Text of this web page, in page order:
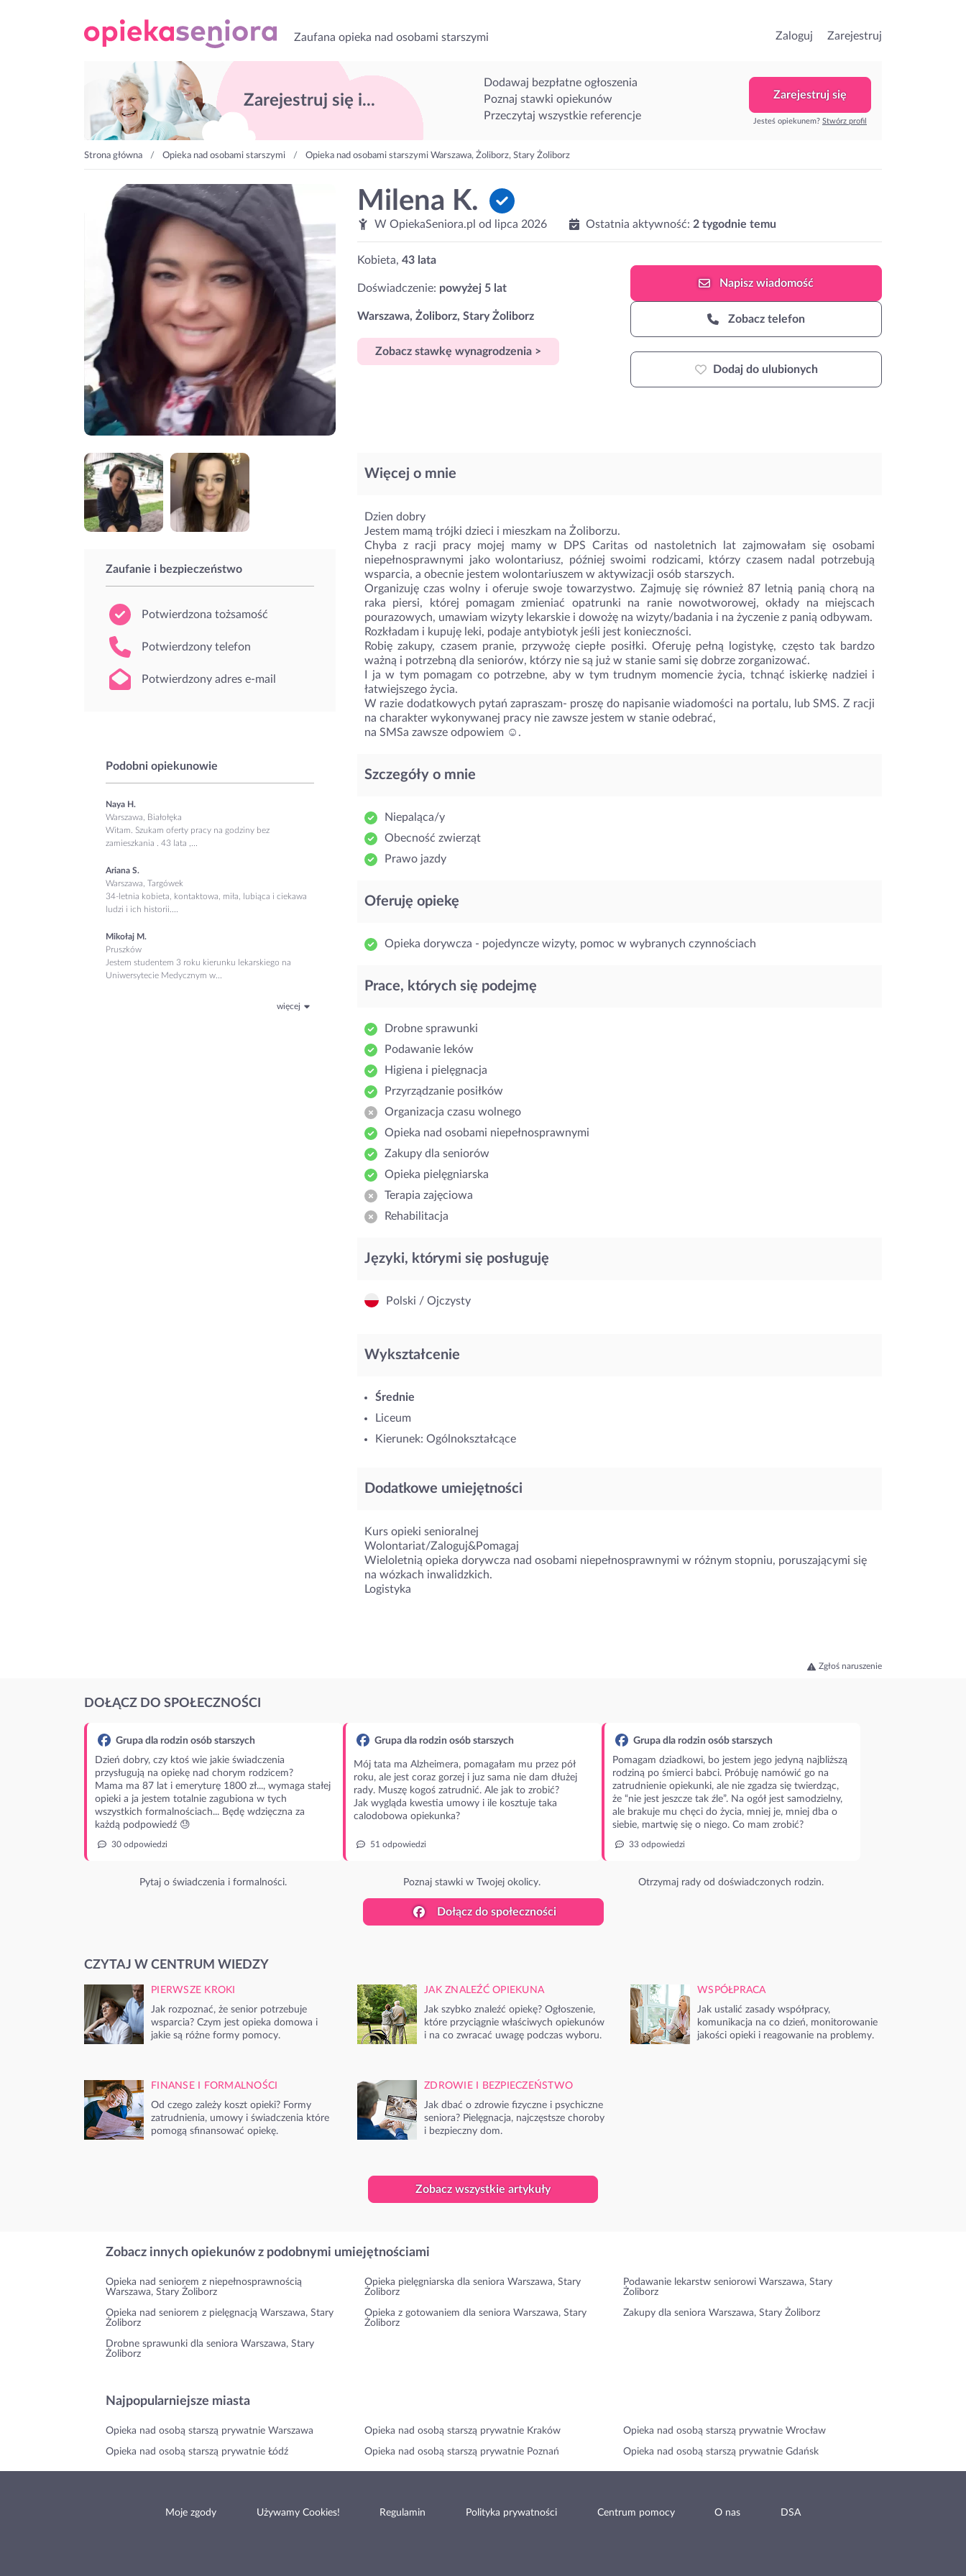
Zaufana opieka nad osobami starszymi Zaloguj Zarejestruj
Zarejestruj się i...
Dodawaj bezpłatne ogłoszenia
Poznaj stawki opiekunów
Przeczytaj wszystkie referencje
Zarejestruj się
Jesteś opiekunem? Stwórz profil
Strona główna Opieka nad osobami starszymi Opieka nad osobami starszymi Warszawa, Żoliborz, Stary Żoliborz
Milena K.
W OpiekaSeniora.pl od lipca 2026 Ostatnia aktywność: 2 tygodnie temu
Kobieta, 43 lata
Doświadczenie: powyżej 5 lat
Warszawa, Żoliborz, Stary Żoliborz
Zobacz stawkę wynagrodzenia >
Napiszwiadomość
Zobacz telefon
Dodaj do ulubionych
Zaufanie i bezpieczeństwo
Potwierdzona tożsamość
Potwierdzony telefon
Potwierdzony adres e-mail
Podobni opiekunowie
Naya H.
Warszawa, Białołęka
Witam. Szukam oferty pracy na godziny bez
zamieszkania . 43 lata ,...
Ariana S.
Warszawa, Targówek
34-letnia kobieta, kontaktowa, miła, lubiąca i ciekawa
ludzi i ich historii....
Mikołaj M.
Pruszków
Jestem studentem 3 roku kierunku lekarskiego na
Uniwersytecie Medycznym w...
więcej
Więcej o mnie
Dzien dobry
Jestem mamą trójki dzieci i mieszkam na Żoliborzu.
Chyba z racji pracy mojej mamy w DPS Caritas od nastoletnich lat zajmowałam się osobami
niepełnosprawnymi jako wolontariusz, później swoimi rodzicami, którzy czasem nadal potrzebują
wsparcia, a obecnie jestem wolontariuszem w aktywizacji osób starszych.
Organizuję czas wolny i oferuje swoje towarzystwo. Zajmuję się również 87 letnią panią chorą na
raka piersi, której pomagam zmieniać opatrunki na ranie nowotworowej, okłady na miejscach
pourazowych, umawiam wizyty lekarskie i dowożę na wizyty/badania i na życzenie z panią odbywam.
Rozkładam i kupuję leki, podaje antybiotyk jeśli jest konieczności.
Robię zakupy, czasem pranie, przywożę ciepłe posiłki. Oferuję pełną logistykę, często tak bardzo
ważną i potrzebną dla seniorów, którzy nie są już w stanie sami się dobrze zorganizować.
I ja w tym pomagam co potrzebne, aby w tym trudnym momencie życia, tchnąć iskierkę nadziei i
łatwiejszego życia.
W razie dodatkowych pytań zapraszam- proszę do napisanie wiadomości na portalu, lub SMS. Z racji
na charakter wykonywanej pracy nie zawsze jestem w stanie odebrać,
na SMSa zawsze odpowiem ☺️.
Szczegóły o mnie
Niepaląca/y
Obecność zwierząt
Prawo jazdy
Oferuję opiekę
Opieka dorywcza - pojedyncze wizyty, pomoc w wybranych czynnościach
Prace, których się podejmę
Drobne sprawunki
Podawanie leków
Higiena i pielęgnacja
Przyrządzanie posiłków
Organizacja czasu wolnego
Opieka nad osobami niepełnosprawnymi
Zakupy dla seniorów
Opieka pielęgniarska
Terapia zajęciowa
Rehabilitacja
Języki, którymi się posługuję
Polski / Ojczysty
Wykształcenie
Średnie
Liceum
Kierunek: Ogólnokształcące
Dodatkowe umiejętności
Kurs opieki senioralnej
Wolontariat/Zaloguj&Pomagaj
Wieloletnią opieka dorywcza nad osobami niepełnosprawnymi w różnym stopniu, poruszającymi się
na wózkach inwalidzkich.
Logistyka
Zgłoś naruszenie
DOŁĄCZ DO SPOŁECZNOŚCI
Grupa dla rodzin osób starszych
Dzień dobry, czy ktoś wie jakie świadczenia
przysługują na opiekę nad chorym rodzicem?
Mama ma 87 lat i emeryturę 1800 zł..., wymaga stałej
opieki a ja jestem totalnie zagubiona w tych
wszystkich formalnościach... Będę wdzięczna za
każdą podpowiedź 😓
30 odpowiedzi
Pytaj o świadczenia i formalności.
Grupa dla rodzin osób starszych
Mój tata ma Alzheimera, pomagałam mu przez pół
roku, ale jest coraz gorzej i juz sama nie dam dłużej
rady. Muszę kogoś zatrudnić. Ale jak to zrobić?
Jak wygląda kwestia umowy i ile kosztuje taka
calodobowa opiekunka?
51 odpowiedzi
Poznaj stawki w Twojej okolicy.
Grupa dla rodzin osób starszych
Pomagam dziadkowi, bo jestem jego jedyną najbliższą
rodziną po śmierci babci. Próbuję namówić go na
zatrudnienie opiekunki, ale nie zgadza się twierdząc,
że “nie jest jeszcze tak źle”. Na ogół jest samodzielny,
ale brakuje mu chęci do życia, mniej je, mniej dba o
siebie, martwię się o niego. Co mam zrobić?
33 odpowiedzi
Otrzymaj rady od doświadczonych rodzin.
Dołącz do społeczności
CZYTAJ W CENTRUM WIEDZY
PIERWSZE KROKI
Jak rozpoznać, że senior potrzebuje
wsparcia? Czym jest opieka domowa i
jakie są różne formy pomocy.
JAK ZNALEŹĆ OPIEKUNA
Jak szybko znaleźć opiekę? Ogłoszenie,
które przyciągnie właściwych opiekunów
i na co zwracać uwagę podczas wyboru.
WSPÓŁPRACA
Jak ustalić zasady współpracy,
komunikacja na co dzień, monitorowanie
jakości opieki i reagowanie na problemy.
FINANSE I FORMALNOŚCI
Od czego zależy koszt opieki? Formy
zatrudnienia, umowy i świadczenia które
pomogą sfinansować opiekę.
ZDROWIE I BEZPIECZEŃSTWO
Jak dbać o zdrowie fizyczne i psychiczne
seniora? Pielęgnacja, najczęstsze choroby
i bezpieczny dom.
Zobacz wszystkie artykuły
Zobacz innych opiekunów z podobnymi umiejętnościami
Opieka nad seniorem z niepełnosprawnością
Warszawa, Stary Żoliborz
Opieka pielęgniarska dla seniora Warszawa, Stary
Żoliborz
Podawanie lekarstw seniorowi Warszawa, Stary
Żoliborz
Opieka nad seniorem z pielęgnacją Warszawa, Stary
Żoliborz
Opieka z gotowaniem dla seniora Warszawa, Stary
Żoliborz
Zakupy dla seniora Warszawa, Stary Żoliborz
Drobne sprawunki dla seniora Warszawa, Stary
Żoliborz
Najpopularniejsze miasta
Opieka nad osobą starszą prywatnie Warszawa Opieka nad osobą starszą prywatnie Kraków Opieka nad osobą starszą prywatnie Wrocław
Opieka nad osobą starszą prywatnie Łódź Opieka nad osobą starszą prywatnie Poznań Opieka nad osobą starszą prywatnie Gdańsk
Moje zgody Używamy Cookies! Regulamin Polityka prywatności Centrum pomocy O nas DSA